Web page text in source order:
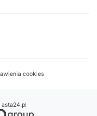
cookies